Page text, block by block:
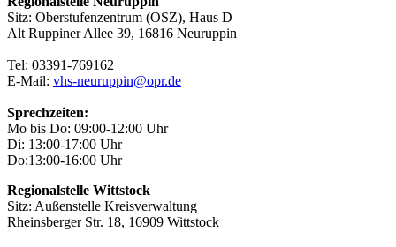
Sitz: Oberstufenzentrum (OSZ), Haus D
Alt Ruppiner Allee 39, 16816 Neuruppin
Tel: 03391-769162
E-Mail: vhs-neuruppin@opr.de
Sprechzeiten:
Mo bis Do: 09:00-12:00 Uhr
Di: 13:00-17:00 Uhr
Do:13:00-16:00 Uhr
Regionalstelle Wittstock
Sitz: Außenstelle Kreisverwaltung
Rheinsberger Str. 18, 16909 Wittstock